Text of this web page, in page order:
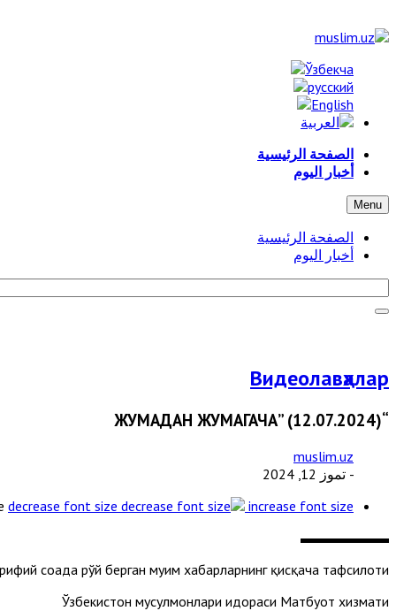
الصفحة الرئيسية
أخبار اليوم
Menu
الصفحة الرئيسية
أخبار اليوم
Видеолавҳалар
“ЖУМАДАН ЖУМАГАЧА” (12.07.2024)
muslim.uz
- تموز 12, 2024
decrease font size increase font size
соҳада рўй берган муҳим хабарларнинг қисқача тафсилоти
Ўзбекистон мусулмонлари идораси Матбуот хизмати